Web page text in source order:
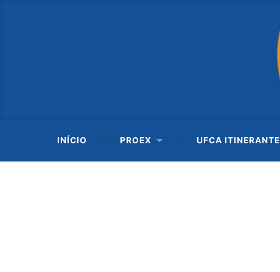
INÍCIO PROEX UFCA ITINERANTE